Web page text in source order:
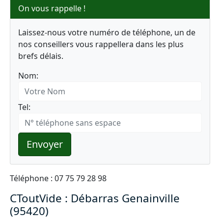
On vous rappelle !
Laissez-nous votre numéro de téléphone, un de
nos conseillers vous rappellera dans les plus
brefs délais.
Nom:
Tel:
Envoyer
Téléphone : 07 75 79 28 98
CToutVide : Débarras Genainville
(95420)